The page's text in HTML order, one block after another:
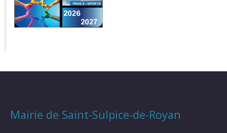
Mairie de Saint-Sulpice-de-Royan